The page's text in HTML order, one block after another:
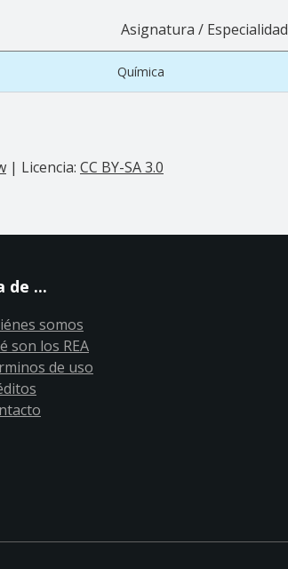
Asignatura / Especialidad
Química
| Licencia: CC BY-SA 3.0
de ...
somos
son los REA
de uso